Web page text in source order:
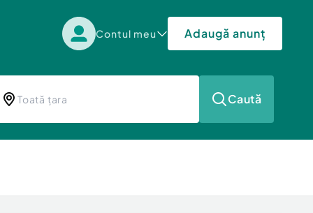
Contul meu Adaugă anunț
Caută